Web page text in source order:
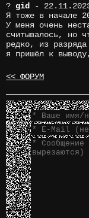
? gid
-
Я тоже в начале
У меня очень
считывалось, но
редко, из разряда
я пришёл к
<< ФОРУМ